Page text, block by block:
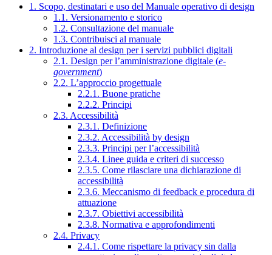
1. Scopo, destinatari e uso del Manuale operativo di design
1.1. Versionamento e storico
1.2. Consultazione del manuale
1.3. Contribuisci al manuale
2. Introduzione al design per i servizi pubblici digitali
2.1. Design per l’amministrazione digitale (e-
government)
2.2. L’approccio progettuale
2.2.1. Buone pratiche
2.2.2. Principi
2.3. Accessibilità
2.3.1. Definizione
2.3.2. Accessibilità by design
2.3.3. Principi per l’accessibilità
2.3.4. Linee guida e criteri di successo
2.3.5. Come rilasciare una dichiarazione di
accessibilità
2.3.6. Meccanismo di feedback e procedura di
attuazione
2.3.7. Obiettivi accessibilità
2.3.8. Normativa e approfondimenti
2.4. Privacy
2.4.1. Come rispettare la privacy sin dalla